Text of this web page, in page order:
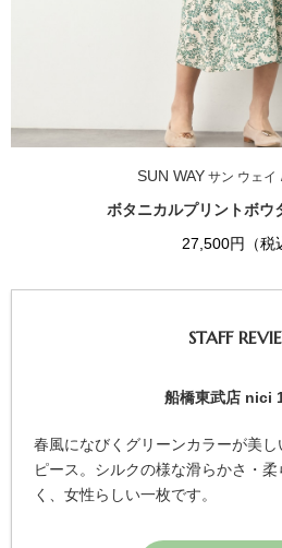
SUN WAY サン ウェイ
ボタニカルプリントボウ
27,500円（税
STAFF
船橋東武店 nici
春風になびくグリーンカラーが美
ピース。シルクの様な滑らかさ・
く、女性らしい一枚です。